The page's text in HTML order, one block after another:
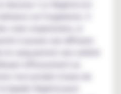
douceur ! Le Végétol est
sur l'organisme. Il
voies respiratoires, ni
à assurer une diffusion
efficacement au
tout produit à base de
liquide Végétol peut